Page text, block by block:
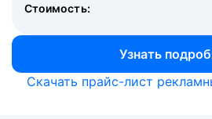
Стоимость:
Узнать
Скачать прайс-лист